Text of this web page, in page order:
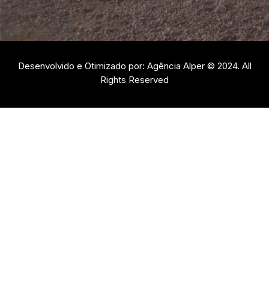
Desenvolvido e Otimizado por: Agência Alper © 2024. All
Rights Reserved